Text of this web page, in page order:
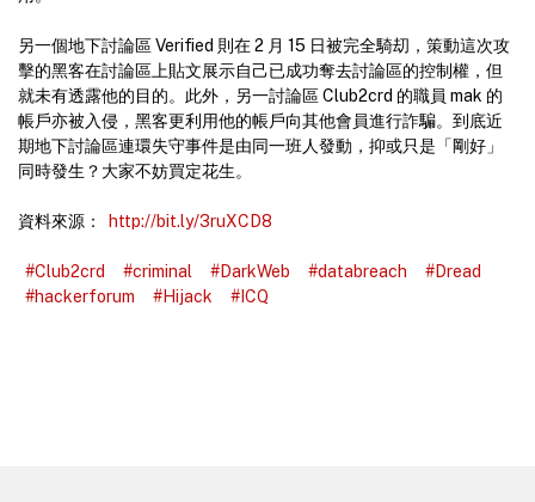
另一個地下討論區 Verified 則在 2 月 15 日被完全騎刧，策動這次攻
擊的黑客在討論區上貼文展示自己已成功奪去討論區的控制權，但
就未有透露他的目的。此外，另一討論區 Club2crd 的職員 mak 的
帳戶亦被入侵，黑客更利用他的帳戶向其他會員進行詐騙。到底近
期地下討論區連環失守事件是由同一班人發動，抑或只是「剛好」
同時發生？大家不妨買定花生。
資料來源： http://bit.ly/3ruXCD8
#Club2crd #criminal #DarkWeb #databreach
#Dread
#hackerforum
#Hijack #ICQ